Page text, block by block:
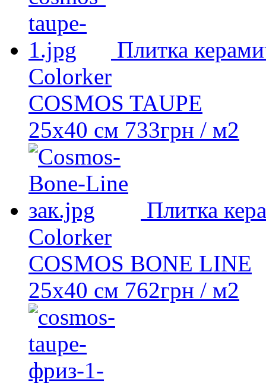
Плитка
Colorker
COSMOS TAUPE
25х40 см 733грн / м2
Плитка
Colorker
COSMOS BONE LINE
25х40 см 762грн / м2